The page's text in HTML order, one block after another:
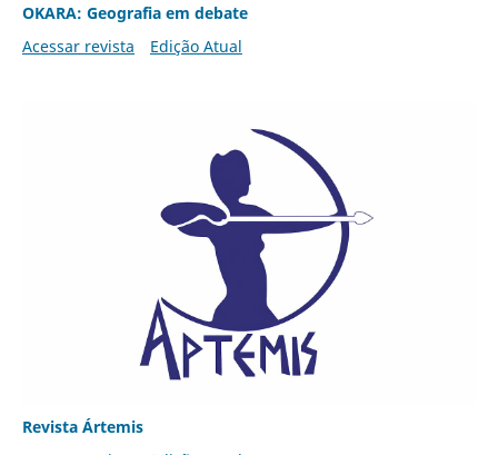
OKARA: Geografia em debate
Acessar revista
Edição Atual
Revista Ártemis